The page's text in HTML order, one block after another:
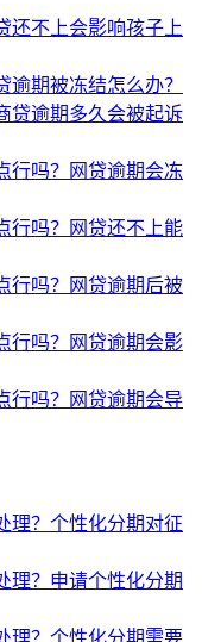
还不上会影响孩子上
期被冻结怎么办？
贷逾期多久会被起诉
行吗？网贷逾期会冻
行吗？网贷还不上能
行吗？网贷逾期后被
行吗？网贷逾期会影
行吗？网贷逾期会导
理？个性化分期对征
理？申请个性化分期
理？个性化分期需要